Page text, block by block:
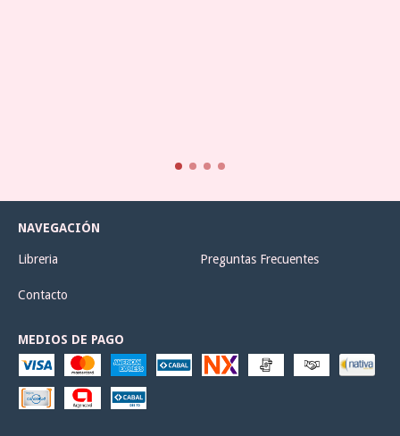
NAVEGACIÓN
Libreria Preguntas Frecuentes
Contacto
MEDIOS DE PAGO